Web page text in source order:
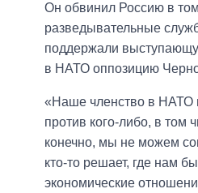
Он обвинил Россию в
разведывательные
поддержали
в НАТО оппозицию
«Наше членство в НАТО
против кого-либо, в том
конечно, мы не можем
кто-то решает, где нам
экономические